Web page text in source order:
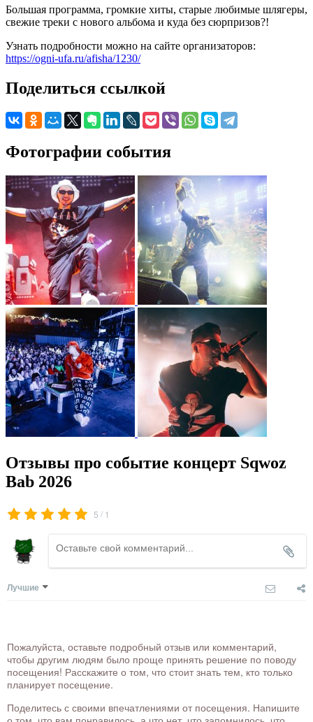
Большая программа, громкие хиты, старые любимые шлягеры,
свежие треки с нового альбома и куда без сюрпризов?!
Узнать подробности можно на сайте организаторов:
https://ogni-ufa.ru/afisha/1230/
Поделиться ссылкой
Фотографии события
Отзывы про событие концерт Sqwoz
Bab 2026
5 / 1
Лучшие
Пожалуйста, оставьте подробный отзыв или комментарий,
чтобы другим людям было проще принять решение по поводу
посещения! Расскажите о том, что стоит знать тем, кто только
планирует посещение.
Поделитесь с своими впечатлениями от посещения. Напишите